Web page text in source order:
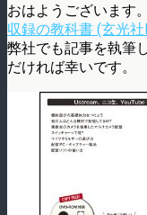
おはようございます
収録の教科書 (玄光社
弊社でも記事を執筆
だければ幸いです。